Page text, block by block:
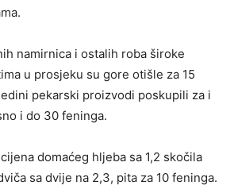
namirnica i ostalih roba široke
u prosjeku su gore otišle za 15
pekarski proizvodi poskupili za i
i do 30 feninga.
domaćeg hljeba sa 1,2 skočila
sa dvije na 2,3, pita za 10 feninga.